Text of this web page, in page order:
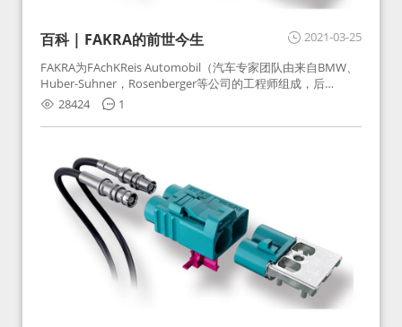
2021-03-25
百科 | FAKRA的前世今生
FAKRA为FAchKReis Automobil（汽车专家团队由来自BMW、
Huber-Suhner，Rosenberger等公司的工程师组成，后
Huber-Suhner相关连接器业务及技术在2010年并入
Rosenberger）缩写。起初为BMW需求用于车载收音机天线连
接，如今FAKRA已成为汽车行业通用标准的射频连接器，被业
28424 1